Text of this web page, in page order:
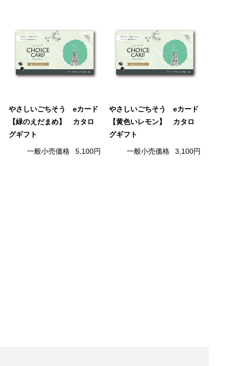
やさしいごちそう eカード
【緑のえだまめ】 カタロ
グギフト
一般小売価格 5,100円
やさしいごちそう eカード
【黄色いレモン】 カタロ
グギフト
一般小売価格 3,100円